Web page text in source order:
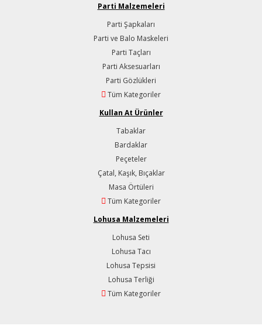
Parti Malzemeleri
Parti Şapkaları
Parti ve Balo Maskeleri
Parti Taçları
Parti Aksesuarları
Parti Gözlükleri
Tüm Kategoriler
Kullan At Ürünler
Tabaklar
Bardaklar
Peçeteler
Çatal, Kaşık, Bıçaklar
Masa Örtüleri
Tüm Kategoriler
Lohusa Malzemeleri
Lohusa Seti
Lohusa Tacı
Lohusa Tepsisi
Lohusa Terliği
Tüm Kategoriler